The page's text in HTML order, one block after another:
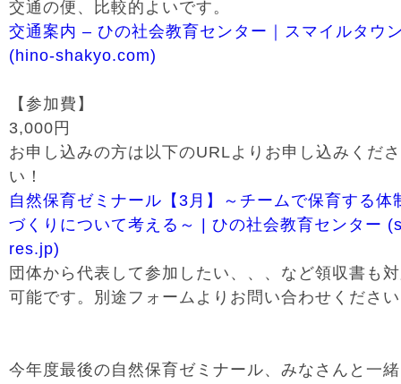
交通の便、比較的よいです。
交通案内 – ひの社会教育センター｜スマイルタウ
(hino-shakyo.com)
【参加費】
3,000円
お申し込みの方は以下のURLよりお申し込みくださ
い！
自然保育ゼミナール【3月】～チームで保育する体
づくりについて考える～ | ひの社会教育センター
res.jp)
団体から代表して参加したい、、、など領収書も
可能です。別途フォームよりお問い合わせくださ
今年度最後の自然保育ゼミナール、みなさんと一